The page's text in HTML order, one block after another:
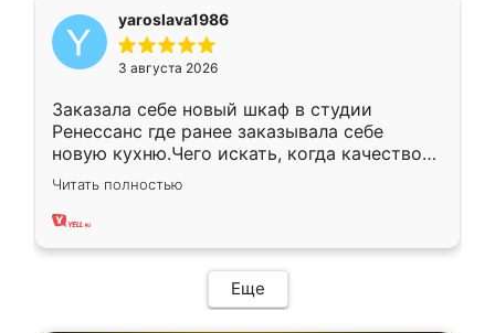
yaroslava1986
3 августа 2026
Заказала себе новый шкаф в студии
Ренессанс где ранее заказывала себе
новую кухню.Чего искать, когда качеством
вполне довольна. Служит кухня уже почти
два года, нареканий нет.
Читать полностью
Еще